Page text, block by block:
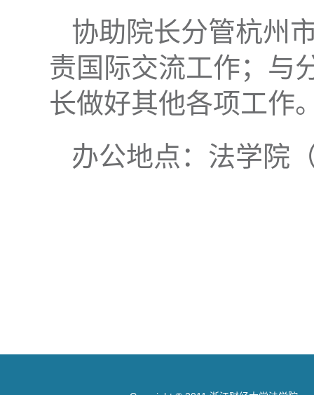
协助院长分管杭州
责国际交流工作；与
长做好其他各项工作
办公地点：法学院